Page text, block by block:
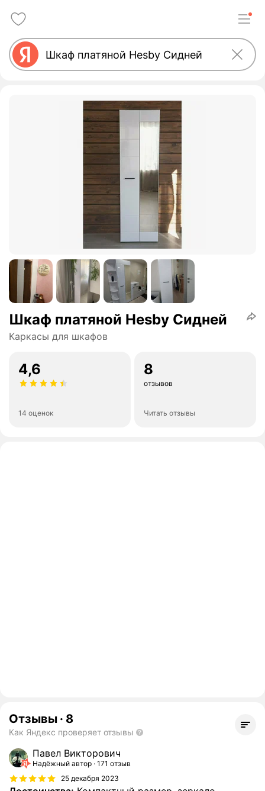
Шкаф платяной Hesby Сидней
Каркасы для шкафов
4,6
14 оценок
8
отзывов
Читать отзывы
Отзывы · 8
Как Яндекс проверяет отзывы
Павел Викторович
Надёжный автор 171 отзыв
25 декабря 2023